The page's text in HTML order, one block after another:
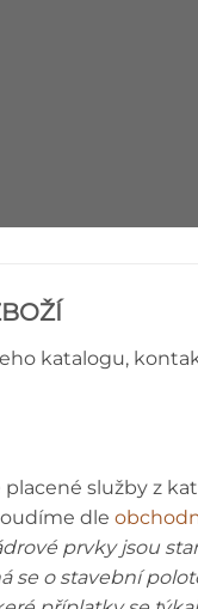
katalogu,
služby z
dle
prvky jsou
se o stavební